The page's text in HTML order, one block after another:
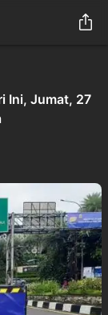
Ini, Jumat, 27